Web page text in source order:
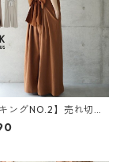
キングNO.2】売れ切れ
クリボン4色展開 オ
ワン m-385